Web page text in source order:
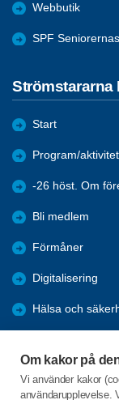
Om kakor på
Vi använder kakor
användarupplevelse.
Webbutik
SPF
Strömstararna
Start
Program/
-26 höst. Om
Bli medlem
Förmåner
Digitalisering
Hälsa och